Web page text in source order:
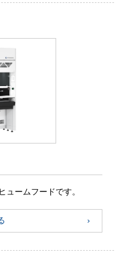
ュームフードです。